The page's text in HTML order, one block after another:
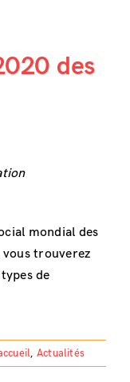
des
mondial des
trouverez
de
, Actualités